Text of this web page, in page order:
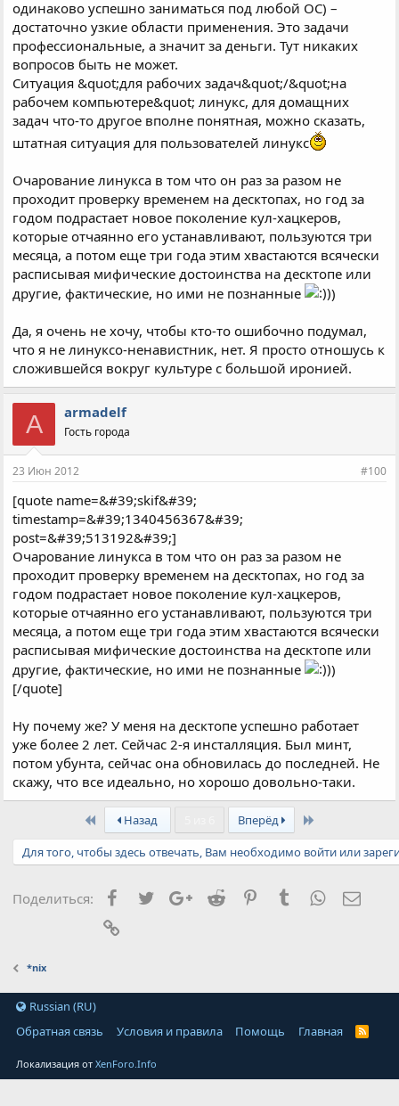
одинаково успешно заниматься под любой ОС) –
достаточно узкие области применения. Это задачи
профессиональные, а значит за деньги. Тут никаких
вопросов быть не может.
Ситуация &quot;для рабочих задач&quot;/&quot;на
рабочем компьютере&quot; линукс, для домащних
задач что-то другое вполне понятная, можно сказать,
штатная ситуация для пользователей линукс
Очарование линукса в том что он раз за разом не
проходит проверку временем на десктопах, но год за
годом подрастает новое поколение кул-хацкеров,
которые отчаянно его устанавливают, пользуются три
месяца, а потом еще три года этим хвастаются всячески
расписывая мифические достоинства на десктопе или
другие, фактические, но ими не познанные
)
Да, я очень не хочу, чтобы кто-то ошибочно подумал,
что я не линуксо-ненавистник, нет. Я просто отношусь к
сложившейся вокруг культуре с большой иронией.
A armadelf
Гость города
23 Июн 2012 #100
[quote name=&#39;skif&#39;
timestamp=&#39;1340456367&#39;
post=&#39;513192&#39;]
Очарование линукса в том что он раз за разом не
проходит проверку временем на десктопах, но год за
годом подрастает новое поколение кул-хацкеров,
которые отчаянно его устанавливают, пользуются три
месяца, а потом еще три года этим хвастаются всячески
расписывая мифические достоинства на десктопе или
другие, фактические, но ими не познанные
)
[/quote]
Ну почему же? У меня на десктопе успешно работает
уже более 2 лет. Сейчас 2-я инсталляция. Был минт,
потом убунта, сейчас она обновилась до последней. Не
скажу, что все идеально, но хорошо довольно-таки.
First Назад Вперёд
Для того, чтобы здесь отвечать, Вам необходимо войти или
Поделиться: Facebook
TwitterGoogle+
Reddit PinterestTumblrWhatsApp
*nix
Russian (RU)
Обратная связь
Условия и правила Помощь Главная
Локализация отXenForo.Info